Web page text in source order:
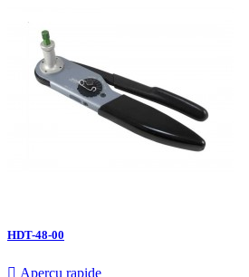
HDT-48-00
 Aperçu rapide